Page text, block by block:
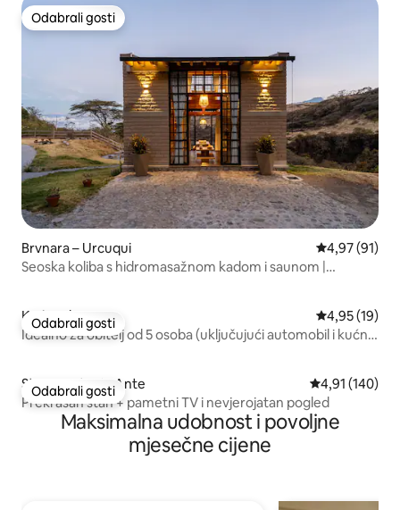
Odabrali gosti
Odabrali gosti
Brvnara – Urcuqui Prosječna
4,97 (91)
Seoska koliba s hidromasažnom kadom i saunom |
Odabrali gosti
Odabrali gosti
Kuća – Ibarra Prosječna
4,95 (19)
Idealno za obitelj od 5 osoba (uključujući automobil i kućne
Odabrali gosti
Odabrali gosti
Stan – Antonio Ante Prosječna
4,91 (140)
Prekrasan stan + pametni TV i nevjerojatan pogled
Maksimalna udobnost i povoljne
mjesečne cijene